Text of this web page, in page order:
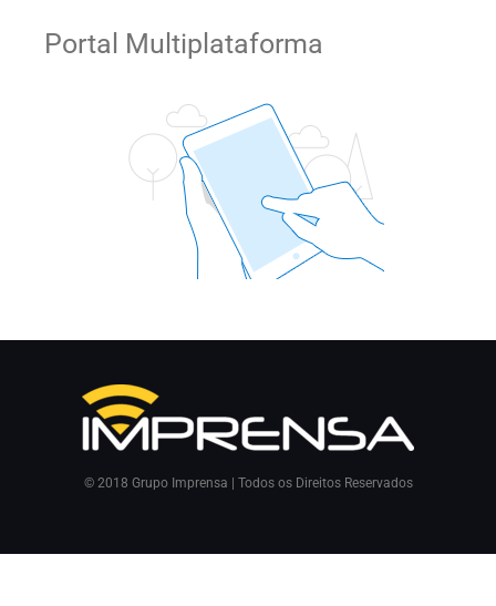
Portal Multiplataforma
© 2018 Grupo Imprensa | Todos os Direitos Reservados